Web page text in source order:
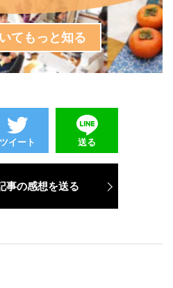
てもっと知る
ツイート 送る
事の感想を送る